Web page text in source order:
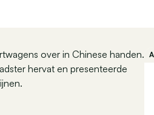
over in Chinese handen.
hervat en presenteerde